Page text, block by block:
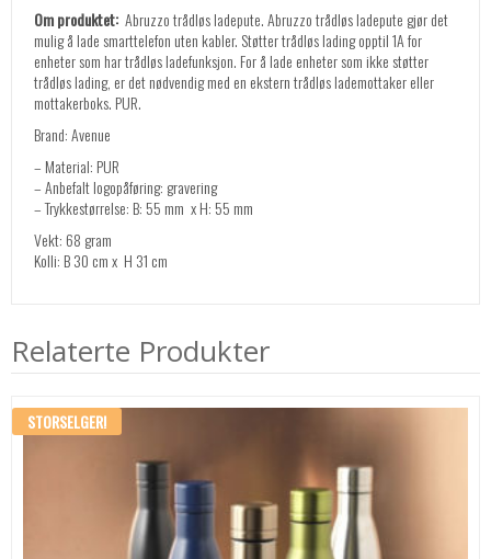
Om produktet: Abruzzo trådløs ladepute. Abruzzo trådløs ladepute gjør det
mulig å lade smarttelefon uten kabler. Støtter trådløs lading opptil 1A for
enheter som har trådløs ladefunksjon. For å lade enheter som ikke støtter
trådløs lading, er det nødvendig med en ekstern trådløs lademottaker eller
mottakerboks. PUR.
Brand: Avenue
– Material: PUR
– Anbefalt logopåføring: gravering
– Trykkestørrelse: B: 55 mm x H: 55 mm
Vekt: 68 gram
Kolli: B 30 cm x H 31 cm
Relaterte Produkter
STORSELGER!